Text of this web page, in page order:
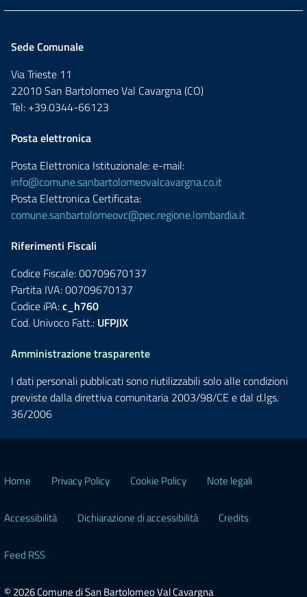
Sede Comunale
Via Trieste 11
22010 San Bartolomeo Val Cavargna (CO)
Tel: +39.0344-66123
Posta elettronica
Posta Elettronica Istituzionale: e-mail:
info@comune.sanbartolomeovalcavargna.co.it
Posta Elettronica Certificata:
comune.sanbartolomeovc@pec.regione.lombardia.it
Riferimenti Fiscali
Codice Fiscale: 00709670137
Partita IVA: 00709670137
Codice iPA:c_h760
Cod. Univoco Fatt.: UFPJIX
Amministrazione trasparente
I dati personali pubblicati sono riutilizzabili solo alle condizioni
previste dalla direttiva comunitaria 2003/98/CE e dal d.lgs.
36/2006
Home Privacy Policy Cookie Policy Note legali
Accessibilità Dichiarazione di accessibilità Credits
Feed RSS
© 2026 Comune di San Bartolomeo Val Cavargna